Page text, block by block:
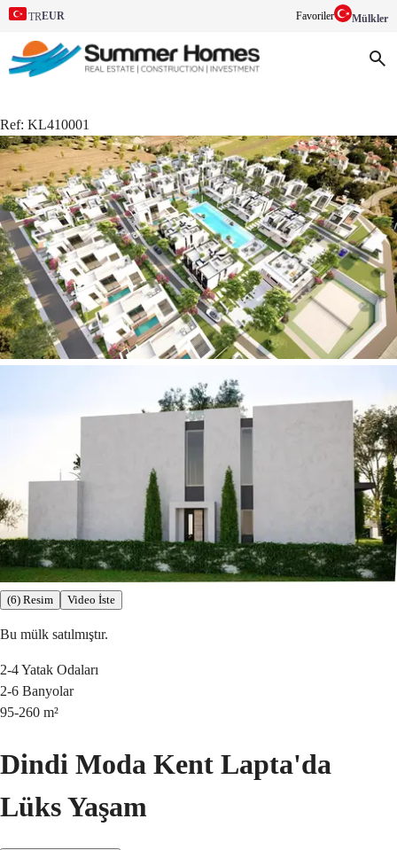
TREUR Favoriler Mülkler
Ref: KL410001
(6) Resim Video İste
Bu mülk satılmıştır.
2-4Yatak Odaları
2-6 Banyolar
95-260 m²
Dindi Moda Kent Lapta'da
Lüks Yaşam